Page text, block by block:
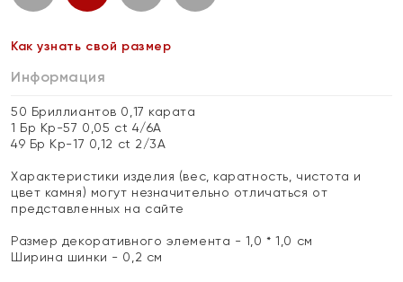
Как узнать свой размер
Информация
50 Бриллиантов 0,17 карата
1 Бр Кр-57 0,05 ct 4/6А
49 Бр Кр-17 0,12 ct 2/3А
Характеристики изделия (вес, каратность, чистота и
цвет камня) могут незначительно отличаться от
представленных на сайте
Размер декоративного элемента - 1,0 * 1,0 см
Ширина шинки - 0,2 см